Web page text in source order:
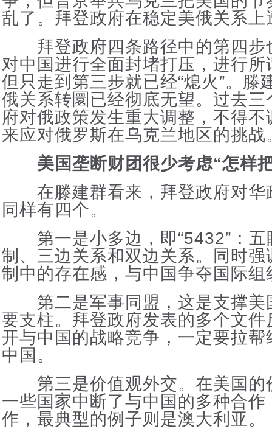
乱了。拜登政府在稳定美俄关系上
拜登政府四条路径中的第四步
对中国进行全面封堵打压，进行
但只走到第三步就已经“熄火”。滕
俄关系转圜已经彻底无望。过去
府对俄政策发生重大调整，不得
来应对俄罗斯在乌克兰地区的挑战
美国垄断财团很少考虑“怎样
在滕建群看来，拜登政府对华
同样有四个。
第一是小多边，即“5432”：五
制、三边关系和双边关系。同时
制中的存在感，与中国争夺国际组
第二是军事同盟，这是支撑美
要支柱。拜登政府发表的多个文
开与中国的战略竞争，一定要拉
中国。
第三是价值观外交。在美国的
一些国家中断了与中国的多种合
作，最典型的例子则是澳大利亚。